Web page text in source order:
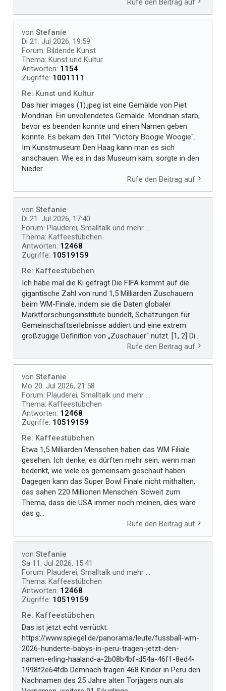
von Stefanie
Di 21. Jul 2026, 19:59
Forum: Bildende Kunst
Thema: Kunst und Kultur
Antworten: 1154
Zugriffe: 1001111
Re: Kunst und Kultur
Das hier images (1).jpeg ist eine Gemälde von Piet
Mondrian. Ein unvollendetes Gemälde. Mondrian starb,
bevor es beenden konnte und einen Namen geben
konnte. Es bekam den Titel "Victory Boogie Woogie".
Im Kunstmuseum Den Haag kann man es sich
anschauen. Wie es in das Museum kam, sorgte in den
Nieder...
Rufe den Beitrag auf
von Stefanie
Di 21. Jul 2026, 17:40
Forum: Plauderei, Smalltalk und mehr ...
Thema: Kaffeestübchen
Antworten: 12468
Zugriffe: 10519159
Re: Kaffeestübchen
Ich habe mal die Ki gefragt Die FIFA kommt auf die
gigantische Zahl von rund 1,5 Milliarden Zuschauern
beim WM-Finale, indem sie die Daten globaler
Marktforschungsinstitute bündelt, Schätzungen für
Gemeinschaftserlebnisse addiert und eine extrem
großzügige Definition von „Zuschauer“ nutzt. [1, 2] Di...
Rufe den Beitrag auf
von Stefanie
Mo 20. Jul 2026, 21:58
Forum: Plauderei, Smalltalk und mehr ...
Thema: Kaffeestübchen
Antworten: 12468
Zugriffe: 10519159
Re: Kaffeestübchen
Etwa 1,5 Milliarden Menschen haben das WM Filiale
gesehen. Ich denke, es dürften mehr sein, wenn man
bedenkt, wie viele es gemeinsam geschaut haben.
Dagegen kann das Super Bowl Finale nicht mithalten,
das sahen 220 Millionen Menschen. Soweit zum
Thema, dass die USA immer noch meinen, dies wäre
das g...
Rufe den Beitrag auf
von Stefanie
Sa 11. Jul 2026, 15:41
Forum: Plauderei, Smalltalk und mehr ...
Thema: Kaffeestübchen
Antworten: 12468
Zugriffe: 10519159
Re: Kaffeestübchen
Das ist jetzt echt verrückt.
https://www.spiegel.de/panorama/leute/fussball-wm-
2026-hunderte-babys-in-peru-tragen-jetzt-den-
namen-erling-haaland-a-2b08b4bf-d54a-46f1-8ed4-
1998f2e64fdb Demnach tragen 468 Kinder in Peru den
Nachnamen des 25 Jahre alten Torjägers nun als